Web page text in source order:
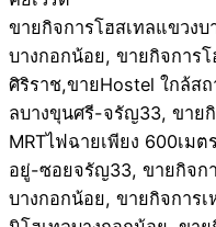
ขายกิจการโฮสเทลแขวง
บางกอกน้อย, ขายกิจการโ
ศิริราช,ขายHostel ใกล้ส
ลบางขุนศรี-จรัญ33, ขาย
MRTไฟฉายเพียง 600เม
อยู่-ซอยจรัญ33, ขายกิจก
บางกอกน้อย, ขายกิจการ